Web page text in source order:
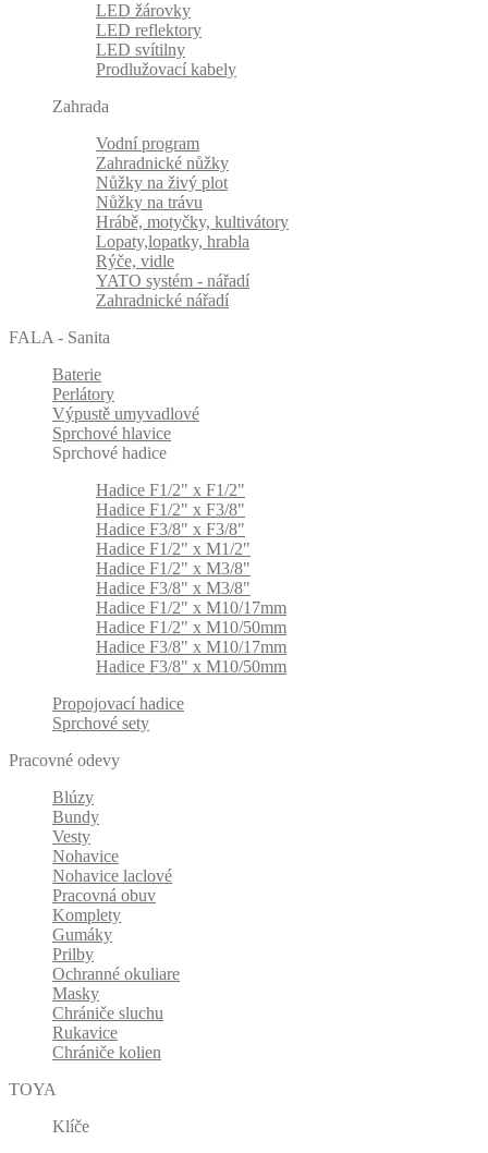
LED žárovky
LED reflektory
LED svítilny
Prodlužovací kabely
Zahrada
Vodní program
Zahradnické nůžky
Nůžky na živý plot
Nůžky na trávu
Hrábě, motyčky, kultivátory
Lopaty,lopatky, hrabla
Rýče, vidle
YATO systém - nářadí
Zahradnické nářadí
FALA - Sanita
Baterie
Perlátory
Výpustě umyvadlové
Sprchové hlavice
Sprchové hadice
Hadice F1/2" x F1/2"
Hadice F1/2" x F3/8"
Hadice F3/8" x F3/8"
Hadice F1/2" x M1/2"
Hadice F1/2" x M3/8"
Hadice F3/8" x M3/8"
Hadice F1/2" x M10/17mm
Hadice F1/2" x M10/50mm
Hadice F3/8" x M10/17mm
Hadice F3/8" x M10/50mm
Propojovací hadice
Sprchové sety
Pracovné odevy
Blúzy
Bundy
Vesty
Nohavice
Nohavice laclové
Pracovná obuv
Komplety
Gumáky
Prilby
Ochranné okuliare
Masky
Chrániče sluchu
Rukavice
Chrániče kolien
TOYA
Klíče